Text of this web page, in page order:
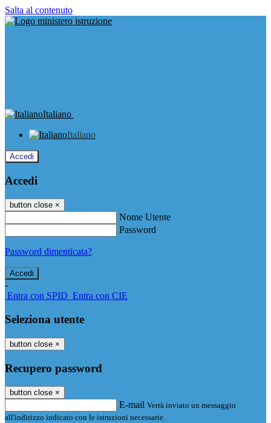
Salta al contenuto
Italiano
Italiano
Accedi
Accedi
button close ×
Nome Utente
Password
Password dimenticata?
-
Entra con SPID Entra con CIE
Seleziona utente
button close ×
Recupero password
button close ×
E-mail Verrà inviato un messaggio
all'indirizzo indicato con le istruzioni necessarie.